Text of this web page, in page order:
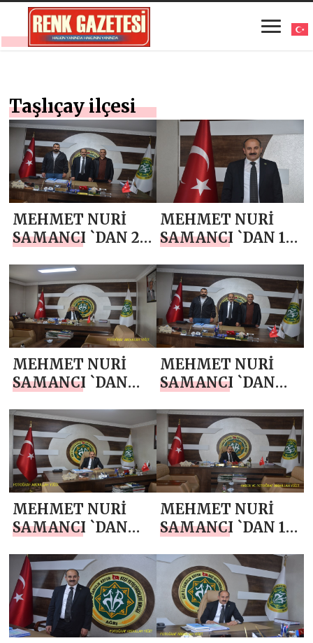
Taşlıçay ilçesi
MEHMET NURİ
SAMANCI `DAN 24
GAZETECİLER VE
BASIN BAYRAMI
MESAJI
MEHMET NURİ
SAMANCI `DAN 15
DEMOKRASİ VE
MİLLİ BİRLİK
GÜNÜ MESAJI
MEHMET NURİ
SAMANCI `DAN
MESAJI
MEHMET NURİ
SAMANCI `DAN
TEŞKİLATI’NIN
187. KURULUŞ YIL
DÖNÜMÜ MESAJI
MEHMET NURİ
SAMANCI `DAN
BAYRAMI MESAJI
MEHMET NURİ
SAMANCI `DAN 19
ATATÜRK’Ü
ANMA, GENÇLİK
VE SPOR BAYRAMI
MESAJI